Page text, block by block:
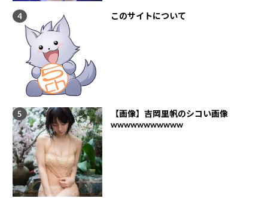
このサイトについて
【画像】吉岡里帆のシコい画像
wwwwwwwwwww